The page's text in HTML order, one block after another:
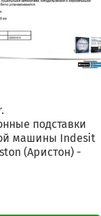
подставки
машины Indesit
(Аристон) -